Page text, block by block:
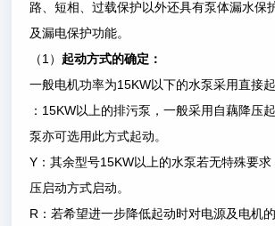
路、短相、过载保护以外还具有泵体漏水保
及漏电保护功能。
（ 1 ） 起动方式的确定：
一般电机功率为15KW以下的水泵采用直接起
： 15KW以上的排污泵，一般采用自藕降压
泵亦可选用此方式起动。
Y ：其余型号15KW以上的水泵若无特殊要
压启动方式启动。
R ：若希望进一步降低起动时对电源及电机